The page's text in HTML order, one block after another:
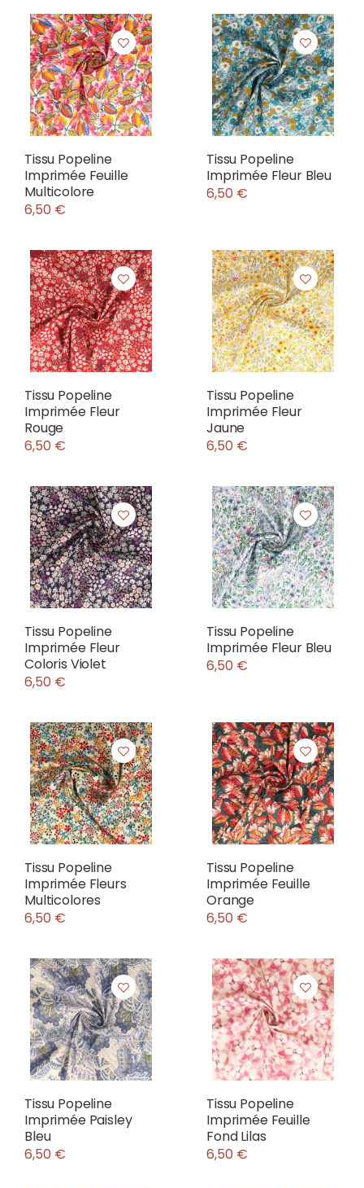
Tissu Popeline
Imprimée Feuille
Multicolore
6,50 €
Tissu Popeline
Imprimée Fleur Bleu
6,50 €
Tissu Popeline
Imprimée Fleur
Rouge
6,50 €
Tissu Popeline
Imprimée Fleur
Jaune
6,50 €
Tissu Popeline
Imprimée Fleur
Coloris Violet
6,50 €
Tissu Popeline
Imprimée Fleur Bleu
6,50 €
Tissu Popeline
Imprimée Fleurs
Multicolores
6,50 €
Tissu Popeline
Imprimée Feuille
Orange
6,50 €
Tissu Popeline
Imprimée Paisley
Bleu
6,50 €
Tissu Popeline
Imprimée Feuille
Fond Lilas
6,50 €